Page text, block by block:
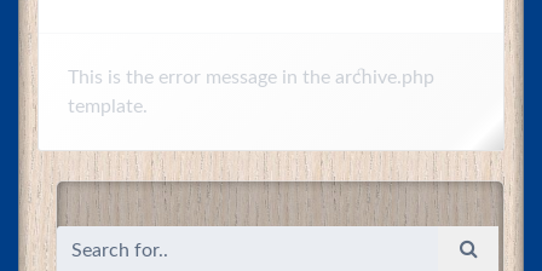
This is the error message in the archive.php
template.